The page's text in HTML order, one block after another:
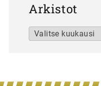
Arkistot
Arkistot